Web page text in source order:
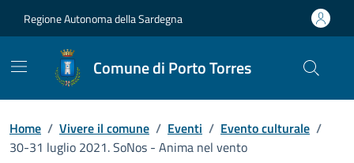
Regione Autonoma della Sardegna
Comune di Porto Torres
Home / Vivere il comune / Eventi / Evento culturale /
30-31 luglio 2021. SoNos - Anima nel vento